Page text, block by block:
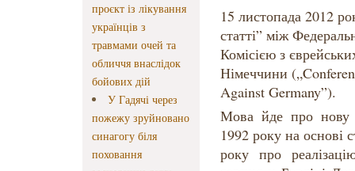
проєкт із лікування
українців з
травмами очей та
обличчя внаслідок
бойових дій
У Гадячі через
пожежу зруйновано
синагогу біля
поховання
15 листопада 2012
статті” між
Комісією з
Німеччини
Against Germany”).
Мова йде про нову
1992 року на основі
року про